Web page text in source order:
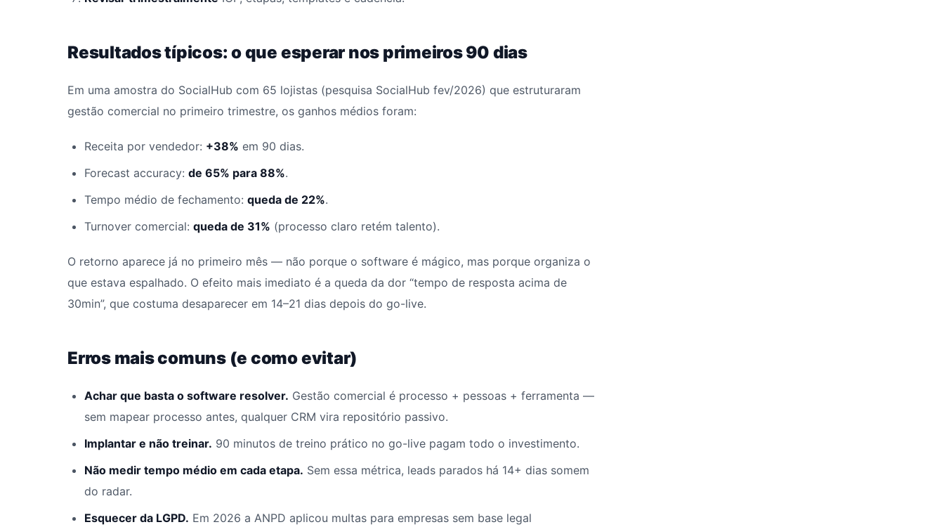
Resultados típicos: o que esperar nos primeiros 90 dias
Em uma amostra do SocialHub com 65 lojistas (pesquisa SocialHub fev/2026) que estruturaram
gestão comercial no primeiro trimestre, os ganhos médios foram:
Receita por vendedor: +38% em 90 dias.
Forecast accuracy: de 65% para 88%.
Tempo médio de fechamento: queda de 22%.
Turnover comercial: queda de 31% (processo claro retém talento).
O retorno aparece já no primeiro mês — não porque o software é mágico, mas porque organiza o
que estava espalhado. O efeito mais imediato é a queda da dor “tempo de resposta acima de
30min”, que costuma desaparecer em 14–21 dias depois do go-live.
Erros mais comuns (e como evitar)
Achar que basta o software resolver. Gestão comercial é processo + pessoas + ferramenta —
sem mapear processo antes, qualquer CRM vira repositório passivo.
Implantar e não treinar. 90 minutos de treino prático no go-live pagam todo o investimento.
Não medir tempo médio em cada etapa. Sem essa métrica, leads parados há 14+ dias somem
do radar.
Esquecer da LGPD. Em 2026 a ANPD aplicou multas para empresas sem base legal